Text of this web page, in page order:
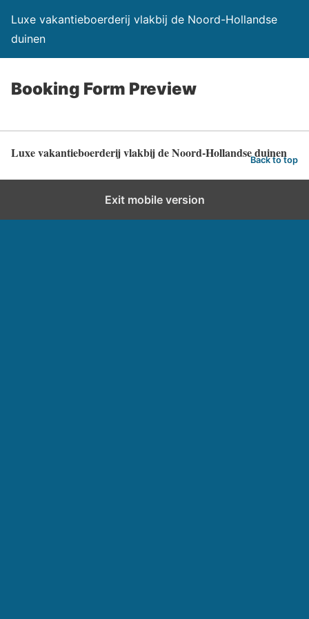
Luxe vakantieboerderij vlakbij de Noord-Hollandse
duinen
Booking Form Preview
Luxe vakantieboerderij vlakbij de Noord-Hollandse duinen
Back to top
Exit mobile version